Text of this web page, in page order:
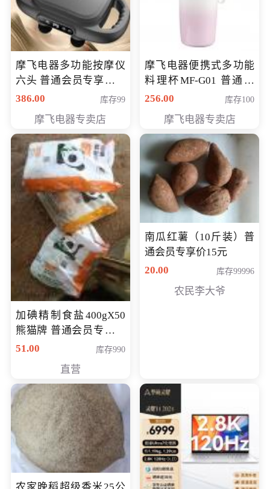
摩飞电器多功能按摩仪
六头 普通会员专享价格
199元
386.00 库存99
摩飞电器专卖店
摩飞电器便携式多功能
料理杯MF-G01 普通会
员专享价格118元
256.00 库存100
摩飞电器专卖店
加碘精制食盐400gX50
熊猫牌 普通会员专享价
格50元
51.00 库存990
直营
南瓜红薯（10斤装）普
通会员专享价15元
20.00
库存99996
农民李大爷